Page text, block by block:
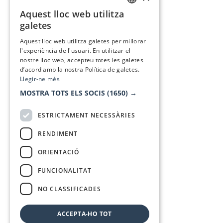
Aquest lloc web utilitza
galetes
Aquest lloc web utilitza galetes per millorar
l'experiència de l'usuari. En utilitzar el
nostre lloc web, accepteu totes les galetes
d’acord amb la nostra Política de galetes.
Llegir-ne més
MOSTRA TOTS ELS SOCIS (1650) →
ESTRICTAMENT NECESSÀRIES
RENDIMENT
ORIENTACIÓ
FUNCIONALITAT
NO CLASSIFICADES
ACCEPTA-HO TOT